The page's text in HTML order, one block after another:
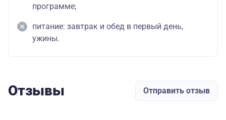
программе;
питание: завтрак и обед в первый день,
ужины.
Отзывы Отправить отзыв